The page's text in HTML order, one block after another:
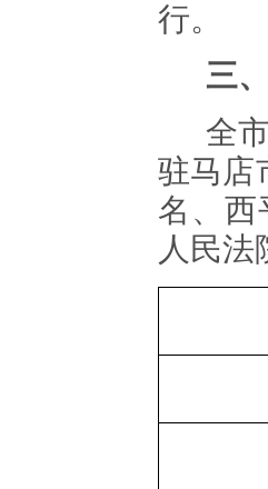
行。
三
全
驻马店
名、 西
人民法